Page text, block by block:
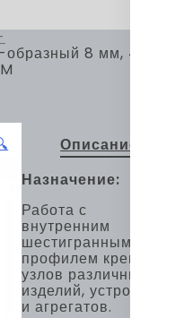
8 мм, 44,0 х
Описание
Назначение:
Работа с
внутренним
шестигранным
профилем крепежа
узлов различных
изделий, устройств
и агрегатов.